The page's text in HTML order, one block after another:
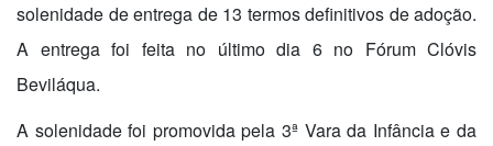
solenidade de entrega de 13 termos definitivos de adoção.
A entrega foi feita no último dia 6 no Fórum Clóvis
Beviláqua.
A solenidade foi promovida pela 3ª Vara da Infância e da